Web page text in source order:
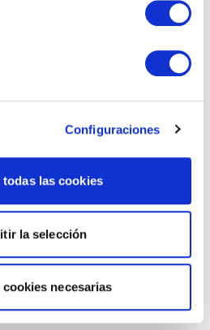
Configuraciones
las cookies
la selección
necesarias